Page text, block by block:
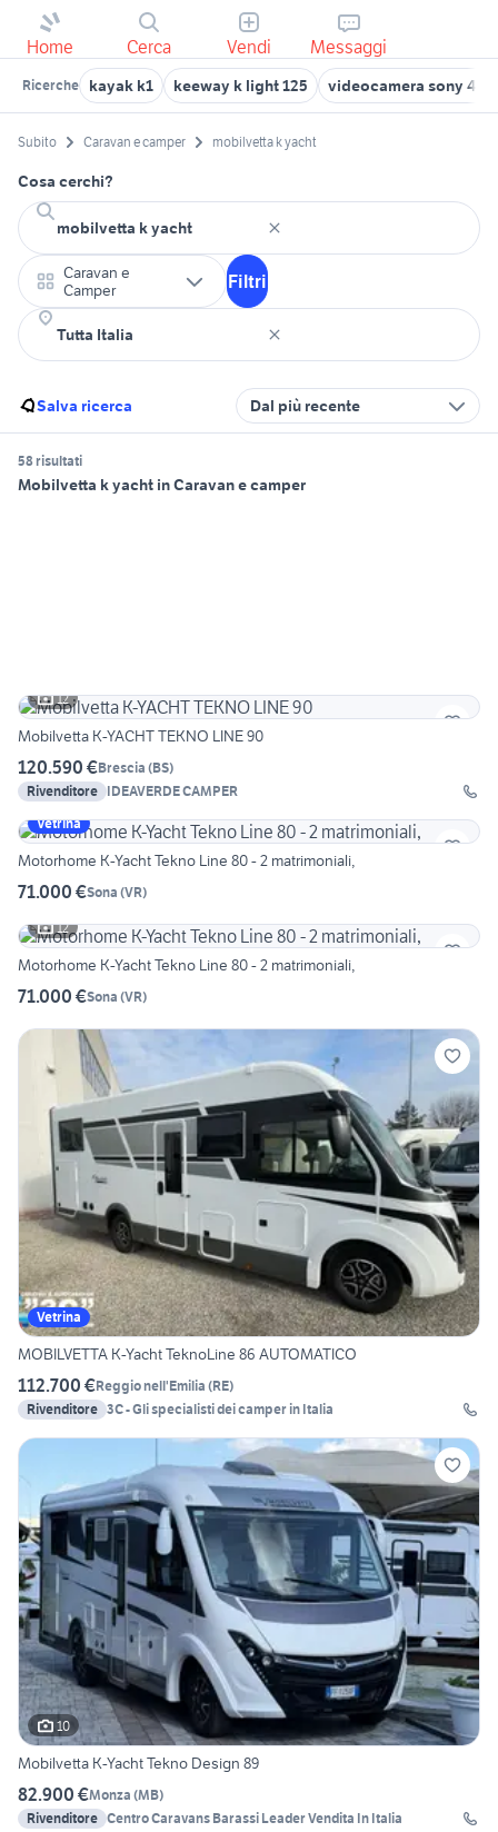
Home Cerca Vendi Messaggi
Ricerche kayak k1 keeway k light 125 videocamera sony 4k
Subito Caravan e camper mobilvetta k yacht
Cosa cerchi?
Caravan e
Camper
Filtri
Salva ricerca Dal più recente
58 risultati
Mobilvetta k yacht in Caravan e camper
12
Mobilvetta K-YACHT TEKNO LINE 90
120.590 €Brescia (BS)
Rivenditore IDEAVERDE CAMPER
Vetrina
Motorhome K-Yacht Tekno Line 80 - 2 matrimoniali,
71.000 €Sona (VR)
12
Motorhome K-Yacht Tekno Line 80 - 2 matrimoniali,
71.000 €Sona (VR)
Vetrina
MOBILVETTA K-Yacht TeknoLine 86 AUTOMATICO
112.700 €Reggio nell'Emilia (RE)
Rivenditore 3C - Gli specialisti dei camper in Italia
10
Mobilvetta K-Yacht Tekno Design 89
82.900 €Monza (MB)
Rivenditore Centro Caravans Barassi Leader Vendita In Italia